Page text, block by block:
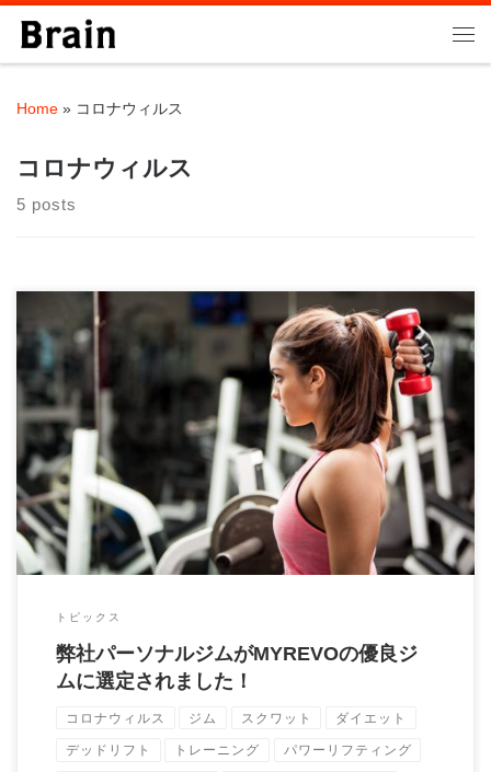
Skip to content
Home » コロナウィルス
コロナウィルス
5 posts
当パーソナルジムがフィットネス総合メディアのMYREVO（マ
イレボ）に、下記の記事で、優良パーソナル […]
トピックス
弊社パーソナルジムがMYREVOの優良ジ
ムに選定されました！
コロナウィルス ジム スクワット ダイエット
デッドリフト トレーニング パワーリフティング